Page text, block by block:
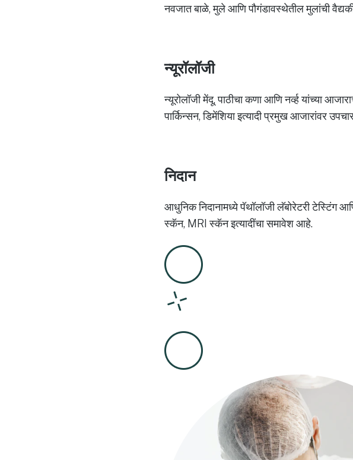
नवजात बाळे, मुले आणि पौगंडावस्थेतील मुलांची
न्यूरॉलॉजी
न्यूरोलॉजी मेंदू, पाठीचा कणा आणि नर्व्ह यांच्या
पार्किन्सन, डिमेंशिया इत्यादी प्रमुख आजारांवर
निदान
आधुनिक निदानामध्ये पॅथॉलॉजी लॅबोरेटरी टेस्टिंग
स्कॅन, MRI स्कॅन इत्यादींचा समावेश आहे.